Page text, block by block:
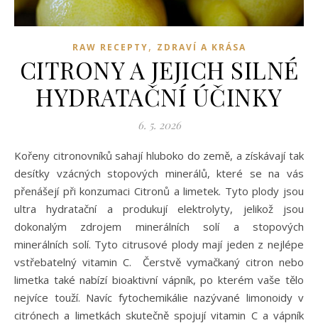
RAW RECEPTY, ZDRAVÍ A KRÁSA
CITRONY A JEJICH SILNÉ
HYDRATAČNÍ ÚČINKY
6. 5. 2026
Kořeny citronovníků sahají hluboko do země, a získávají tak
desítky vzácných stopových minerálů, které se na vás
přenášejí při konzumaci Citronů a limetek. Tyto plody jsou
ultra hydratační a produkují elektrolyty, jelikož jsou
dokonalým zdrojem minerálních solí a stopových
minerálních solí. Tyto citrusové plody mají jeden z nejlépe
vstřebatelný vitamin C. Čerstvě vymačkaný citron nebo
limetka také nabízí bioaktivní vápník, po kterém vaše tělo
nejvíce touží. Navíc fytochemikálie nazývané limonoidy v
citrónech a limetkách skutečně spojují vitamin C a vápník